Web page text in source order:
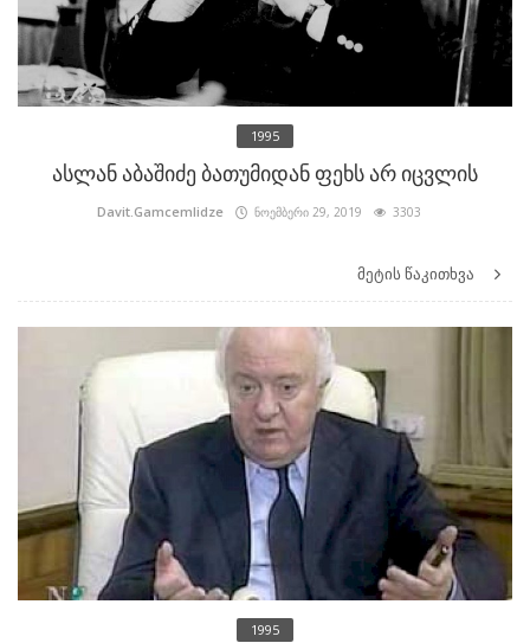
1995
ასლან აბაშიძე ბათუმიდან ფეხს არ იცვლის
Davit.Gamcemlidze ნოემბერი 29, 2019 3303
მეტის წაკითხვა
1995